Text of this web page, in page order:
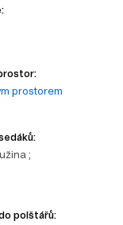
prostorem
;
polštářů: